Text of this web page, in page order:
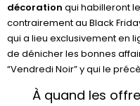
décoration qui habilleront
contrairement au Black
qui a lieu exclusivement en
de dénicher les bonnes
“Vendredi Noir” y qui le
À quand les